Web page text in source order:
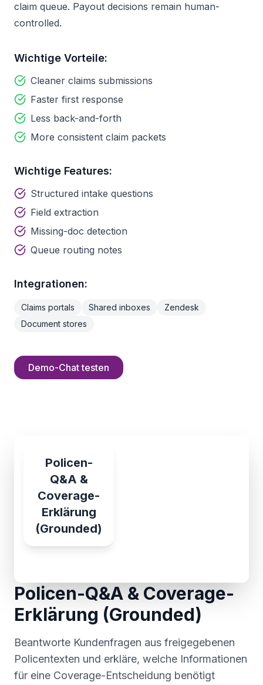
claim queue. Payout decisions remain human-
controlled.
Wichtige Vorteile:
Cleaner claims submissions
Faster first response
Less back-and-forth
More consistent claim packets
Wichtige Features:
Structured intake questions
Field extraction
Missing-doc detection
Queue routing notes
Integrationen:
Claims portals Shared inboxes
Zendesk
Document stores
Demo-Chat testen
Policen-
Q&A &
Coverage-
Erklärung
(Grounded)
Policen-Q&A & Coverage-
Erklärung (Grounded)
Beantworte Kundenfragen aus freigegebenen
Policentexten und erkläre, welche Informationen
für eine Coverage-Entscheidung benötigt